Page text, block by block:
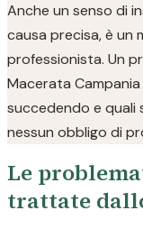
Anche un senso di
causa precisa, è un
professionista. Un
Macerata
succedendo e quali
nessun obbligo di
Le
trattate